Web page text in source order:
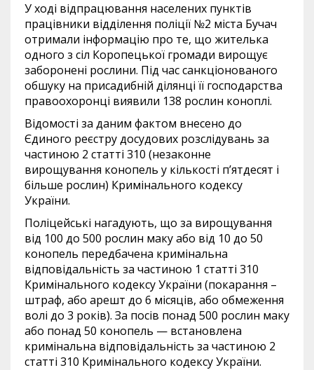
У ході відпрацювання населених пунктів
працівники відділення поліції №2 міста Бучач
отримали інформацію про те, що жителька
одного з сіл Коропецької громади вирощує
заборонені рослини. Під час санкціонованого
обшуку на присадибній ділянці її господарства
правоохоронці виявили 138 рослин коноплі.
Відомості за даним фактом внесено до
Єдиного реєстру досудових розслідувань за
частиною 2 статті 310 (незаконне
вирощування конопель у кількості п’ятдесят і
більше рослин) Кримінального кодексу
України.
Поліцейські нагадують, що за вирощування
від 100 до 500 рослин маку або від 10 до 50
конопель передбачена кримінальна
відповідальність за частиною 1 статті 310
Кримінального кодексу України (покарання –
штраф, або арешт до 6 місяців, або обмеження
волі до 3 років). За посів понад 500 рослин маку
або понад 50 конопель — встановлена
кримінальна відповідальність за частиною 2
статті 310 Кримінального кодексу України.